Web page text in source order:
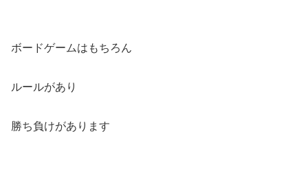
ボードゲームはもちろん
ルールがあり
勝ち負けがあります